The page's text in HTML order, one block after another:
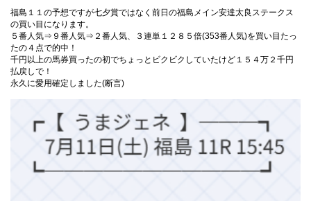
福島１１の予想ですが七夕賞ではなく前日の福島メイン安達太良ステークス
の買い目になります。
５番人気⇒９番人気⇒２番人気、３連単１２８５倍(353番人気)を買い目たっ
たの４点で的中！
千円以上の馬券買ったの初でちょっとビクビクしていたけど１５４万２千円
払戻しで！
永久に愛用確定しました(断言)